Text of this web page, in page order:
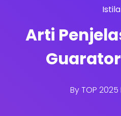
Arti
ByTOP 2025